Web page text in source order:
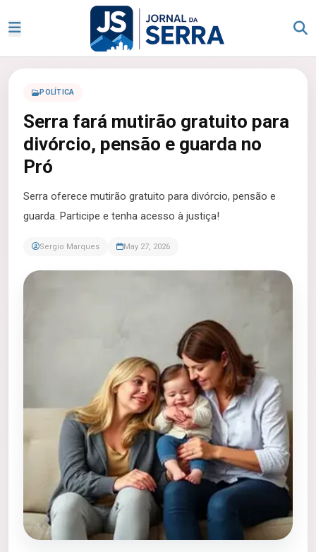
POLÍTICA
Serra fará mutirão gratuito para
divórcio, pensão e guarda no
Pró
Serra oferece mutirão gratuito para divórcio, pensão e
guarda. Participe e tenha acesso à justiça!
Sergio Marques May 27, 2026